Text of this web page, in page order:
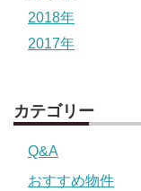
2018年
2017年
カテゴリー
Q&A
おすすめ物件